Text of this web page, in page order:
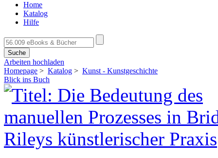
Home
Katalog
Hilfe
Suche
Arbeiten hochladen
Homepage > Katalog > Kunst - Kunstgeschichte
Blick ins Buch